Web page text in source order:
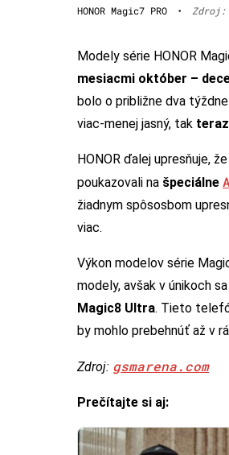
HONOR Magic7 PRO • Zdroj:
Modely série HONOR
mesiacmi október –
bolo o približne dva
viac-menej jasný, tak
HONOR ďalej upresňuje,
poukazovali na špeciálne
žiadnym spôsosbom
viac.
Výkon modelov série
modely, avšak v únikoch
Magic8 Ultra. Tieto
by mohlo prebehnúť až v
Zdroj: gsmarena.com
Prečítajte si aj: